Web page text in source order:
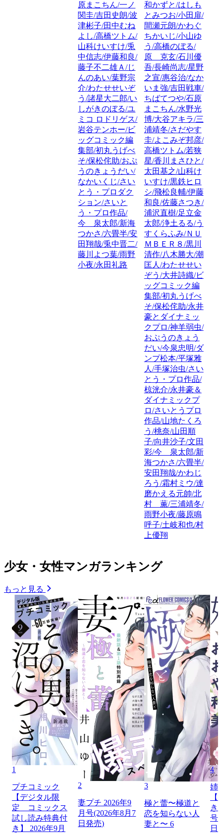
原まこちん/一ノ
関圭/吉田史朗/波
津彬子/田中むね
よし/高橋ツトム/
山科けいすけ/兎
中信志/伊藤和良/
藤子不二雄Ａ/じ
んのあい/葉野宗
介/わたせせいぞ
う/諸星大二郎/い
しがきのぼる/ユ
ミコ ロドリゲス/
岩谷テンホー/ビ
ッグコミック編
集部/初丸うげべ
そ/保松侘助/おぷ
うのきょうだい/
なかいくじ/さい
とう・プロダク
ション/さいと
う・プロ作品/
今 泉太郎/新海
つかさ/六畳半/安
田翔哉/兎中晋二/
藤川よつ葉/雨野
小夜/永田礼路
和かずと/はしも
とみつお/小田扉/
間瀬元朗/かわぐ
ちかいじ/小山ゆ
う/高橋のぼる/
原 克玄/石川優
吾/長崎尚志/星野
之宣/惠谷治/なか
いま強/吉田戦車/
ちばてつや/石原
まこちん/水野光
博/大谷アキラ/三
浦靖冬/さだやす
圭/よこみぞ邦彦/
高橋ツトム/若狭
星/香川まさひと/
太田基之/山科け
いすけ/黒鉄ヒロ
シ/飛松良輔/伊藤
和良/佐藤さつき/
浦沢直樹/足立金
太郎/浄土るる/う
すくらふみ/ＮＵ
ＭＢＥＲ８/黒川
清作/八木勝大/潮
匡人/わたせせい
ぞう/大井詩織/ビ
ッグコミック編
集部/初丸うげべ
そ/保松侘助/永井
豪とダイナミッ
クプロ/神羊弱虫/
おぷうのきょう
だい/今泉忠明/ダ
ンプ松本/平塚雅
人/手塚治虫/さい
とう・プロ作品/
椋洸介/永井豪＆
ダイナミックプ
ロ/さいとうプロ
作品/山地たくろ
う/桃奈/山田順
子/向井沙子/文田
彩/今 泉太郎/新
海つかさ/六畳半/
安田翔哉/かわじ
ろう/霜村ミウ/達
磨かえる元帥/北
村 薫/三浦靖冬/
雨野小夜/藤原鳴
呼子/土岐和也/村
上優翔
少女・女性マンガランキング
もっと見る
1
プチコミック
【デジタル限
定 コミックス
試し読み特典付
き】 2026年9月
2
妻プチ 2026年9
月号(2026年8月7
日発売)
3
極と蕾〜極道と
恋を知らない人
妻と〜 6
4
姉
き
号
日